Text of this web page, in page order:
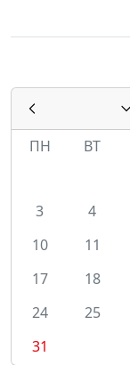
ПН
ВТ
3
4
10
11
17
18
24
25
31